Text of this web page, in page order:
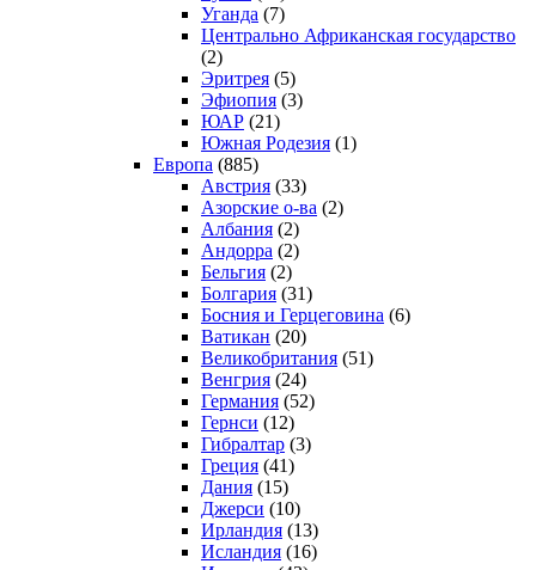
Уганда (7)
Центрально Африканская государство
(2)
Эритрея (5)
Эфиопия (3)
ЮАР (21)
Южная Родезия (1)
Европа (885)
Австрия (33)
Азорские о-ва (2)
Албания (2)
Андорра (2)
Бельгия (2)
Болгария (31)
Босния и Герцеговина (6)
Ватикан (20)
Великобритания (51)
Венгрия (24)
Германия (52)
Гернси (12)
Гибралтар (3)
Греция (41)
Дания (15)
Джерси (10)
Ирландия (13)
Исландия (16)